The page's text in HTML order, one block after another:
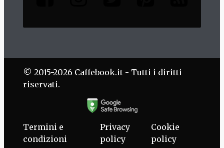
© 2015-2026 Caffebook.it - Tutti i diritti
riservati.
Termini e
condizioni
Privacy
policy
Cookie
policy